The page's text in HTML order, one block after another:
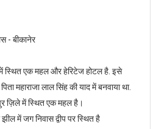
- बीकानेर
स्थित एक महल और हेरिटेज होटल है. इसे
महाराजा लाल सिंह की याद में बनवाया था.
ज़िले में स्थित एक महल है।
में जग निवास द्वीप पर स्थित है